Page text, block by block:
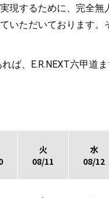
現するために、完全
いただいております。
ば、E.R.NEXT六甲道
火
08/11
水
08/12